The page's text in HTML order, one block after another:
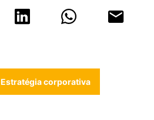
Estratégia corporativa